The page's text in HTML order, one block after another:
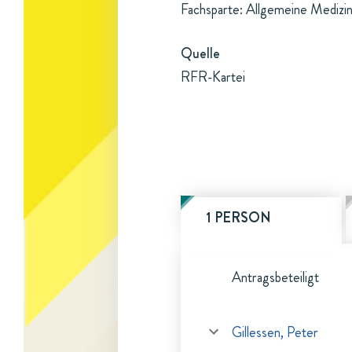
Fachsparte: Allgemeine Medizin
Quelle
RFR-Kartei
1 PERSON
Antragsbeteiligt
Gillessen, Peter